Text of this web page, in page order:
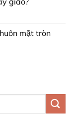
mặt tròn